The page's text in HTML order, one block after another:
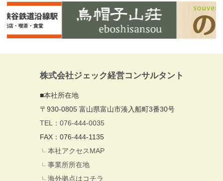
株式会社ジェック経営コンサルタント
■本社所在地
〒930-0805 富山県富山市湊入船町3番30号
TEL：076-444-0035
FAX：076-444-1135
本社アクセスMAP
事業所所在地
海外拠点はコチラ